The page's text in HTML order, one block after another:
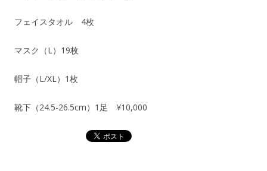
フェイスタオル 4枚
マスク（L）19枚
帽子（L/XL）1枚
靴下（24.5-26.5cm）1足 ¥10,000